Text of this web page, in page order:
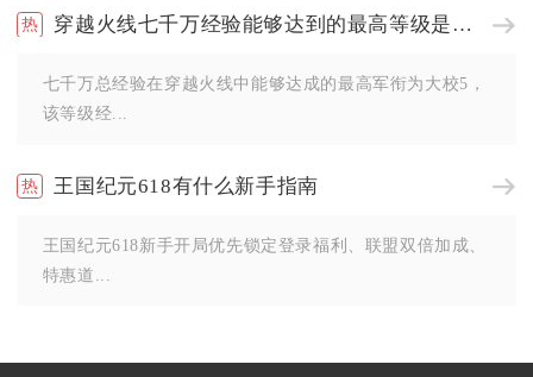
穿越火线七千万经验能够达到的最高等级是多少
七千万总经验在穿越火线中能够达成的最高军衔为大校5，
该等级经...
王国纪元618有什么新手指南
王国纪元618新手开局优先锁定登录福利、联盟双倍加成、
特惠道...